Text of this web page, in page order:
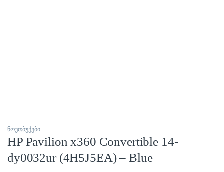
ნოუთბუქები
HP Pavilion x360 Convertible 14-
dy0032ur (4H5J5EA) – Blue